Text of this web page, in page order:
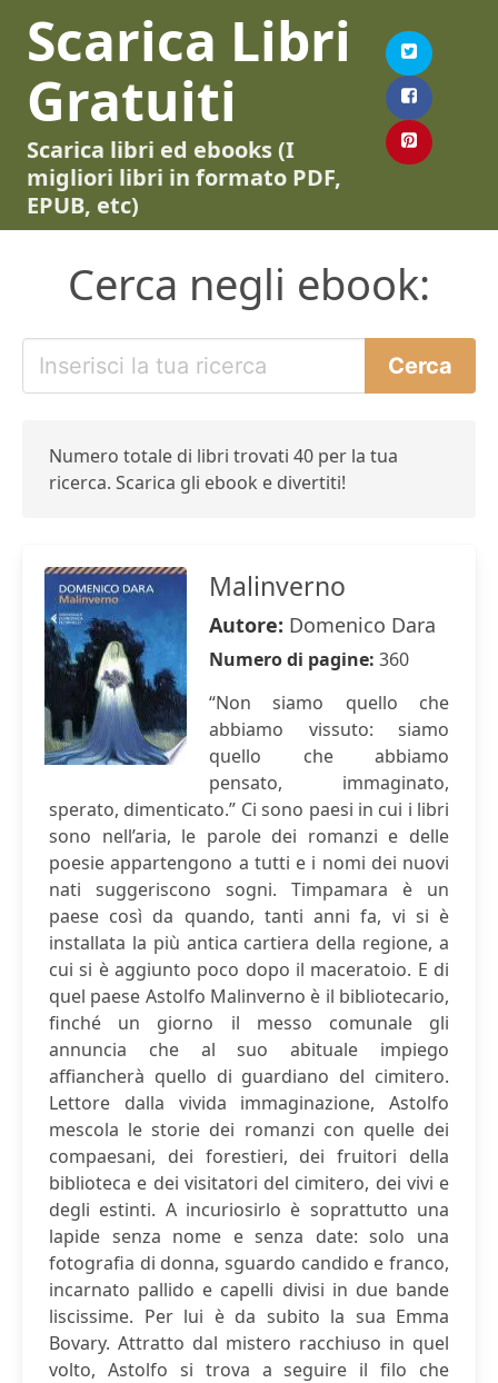
Scarica Libri
Gratuiti
Scarica libri ed ebooks (I
migliori libri in formato PDF,
EPUB, etc)
Cerca negli ebook:
Numero totale di libri trovati 40 per la tua
ricerca. Scarica gli ebook e divertiti!
Malinverno
Autore: Domenico Dara
Numero di pagine: 360
“Non siamo quello che
abbiamo vissuto: siamo
quello che abbiamo
pensato, immaginato,
sperato, dimenticato.” Ci sono paesi in cui i libri
sono nell’aria, le parole dei romanzi e delle
poesie appartengono a tutti e i nomi dei nuovi
nati suggeriscono sogni. Timpamara è un
paese così da quando, tanti anni fa, vi si è
installata la più antica cartiera della regione, a
cui si è aggiunto poco dopo il maceratoio. E di
quel paese Astolfo Malinverno è il bibliotecario,
finché un giorno il messo comunale gli
annuncia che al suo abituale impiego
affiancherà quello di guardiano del cimitero.
Lettore dalla vivida immaginazione, Astolfo
mescola le storie dei romanzi con quelle dei
compaesani, dei forestieri, dei fruitori della
biblioteca e dei visitatori del cimitero, dei vivi e
degli estinti. A incuriosirlo è soprattutto una
lapide senza nome e senza date: solo una
fotografia di donna, sguardo candido e franco,
incarnato pallido e capelli divisi in due bande
liscissime. Per lui è da subito la sua Emma
Bovary. Attratto dal mistero racchiuso in quel
volto, Astolfo si trova a seguire il filo che